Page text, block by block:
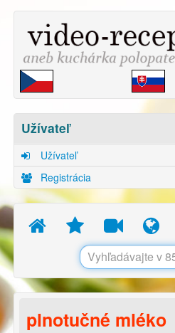
Užívateľ
Užívateľ
Registrácia
plnotučné mléko